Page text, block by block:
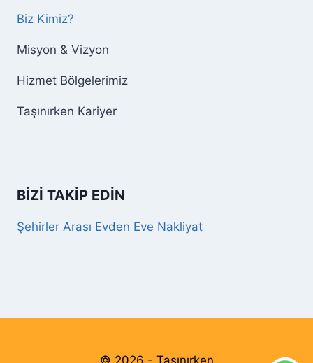
Biz Kimiz?
Misyon & Vizyon
Hizmet Bölgelerimiz
Taşınırken Kariyer
BİZİ TAKİP EDİN
Şehirler Arası Evden Eve Nakliyat
© 2026 - Taşınırken